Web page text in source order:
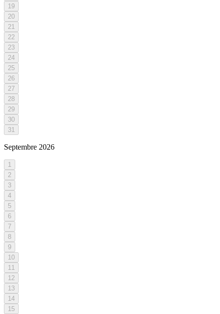
19
20
21
22
23
24
25
26
27
28
29
30
31
Septembre 2026
1
2
3
4
5
6
7
8
9
10
11
12
13
14
15